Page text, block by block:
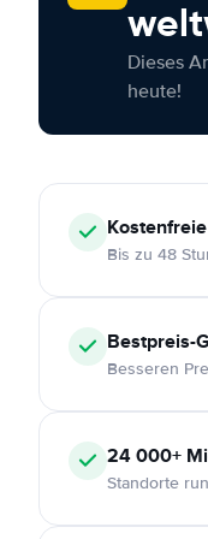
Dieses
heute!
Kostenfreie
Bis zu 48
Bestpreis-
Besseren
24 000+
Standorte